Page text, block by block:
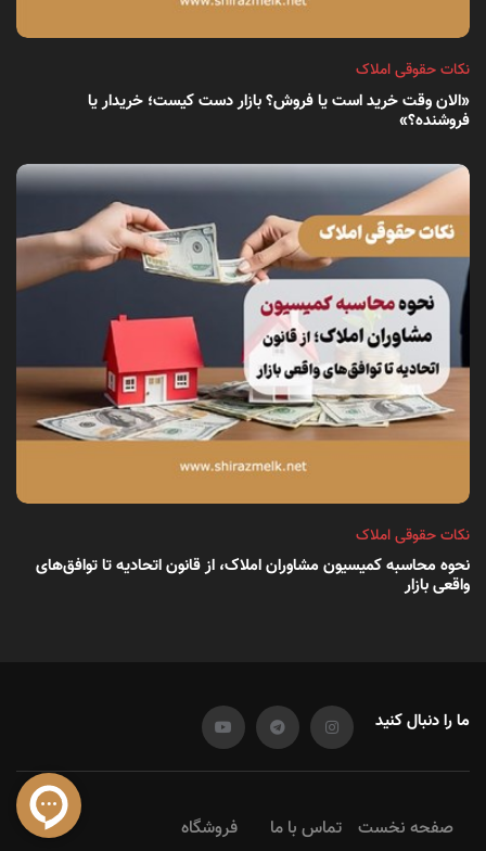
نکات حقوقی املاک
«الان وقت خرید است یا فروش؟ بازار دست کیست؛ خریدار یا
فروشنده؟»
نکات حقوقی املاک
نحوه محاسبه کمیسیون مشاوران املاک، از قانون اتحادیه تا توافق‌های
واقعی بازار
ما را دنبال کنید
صفحه نخست تماس با ما فروشگاه